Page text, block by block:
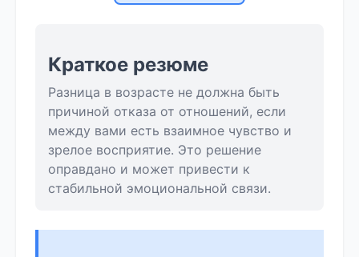
Краткое резюме
Разница в возрасте не должна быть
причиной отказа от отношений, если
между вами есть взаимное чувство и
зрелое восприятие. Это решение
оправдано и может привести к
стабильной эмоциональной связи.